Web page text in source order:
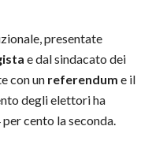
presentate
e dal sindacato dei
con un referendum e il
degli elettori ha
cento la seconda.